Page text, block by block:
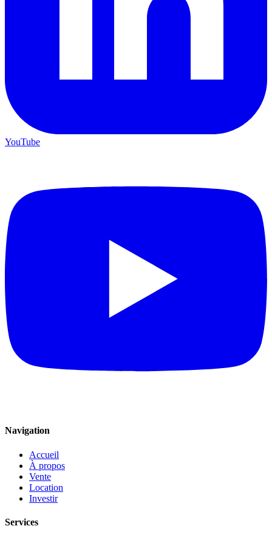
YouTube
Navigation
Accueil
À propos
Vente
Location
Investir
Services